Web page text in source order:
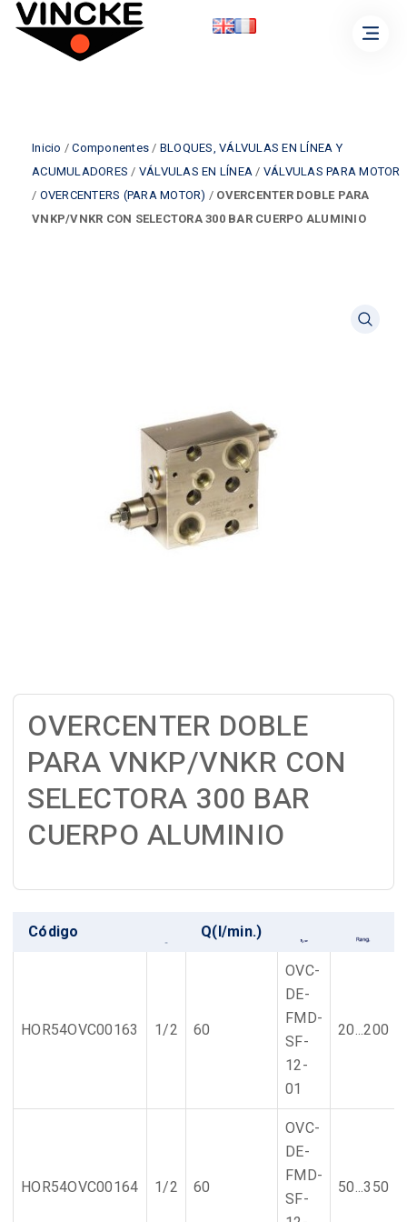
Inicio /Componentes / BLOQUES, VÁLVULAS EN LÍNEA Y
ACUMULADORES / VÁLVULAS EN LÍNEA / VÁLVULAS PARA MOTOR
/ OVERCENTERS (PARA MOTOR) / OVERCENTER DOBLE PARA
VNKP/VNKR CON SELECTORA 300 BAR CUERPO ALUMINIO
OVERCENTER DOBLE
PARA VNKP/VNKR CON
SELECTORA 300 BAR
CUERPO ALUMINIO
Código Q(l/min.)
HOR54OVC00163 1/2 60
OVC-
DE-
FMD-
SF-
12-
01
20...200
HOR54OVC00164 1/2 60
OVC-
DE-
FMD-
SF-
50...350